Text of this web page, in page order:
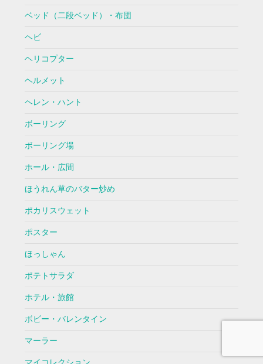
ベッド（二段ベッド）・布団
ヘビ
ヘリコプター
ヘルメット
ヘレン・ハント
ボーリング
ボーリング場
ホール・広間
ほうれん草のバター炒め
ポカリスウェット
ポスター
ほっしゃん
ポテトサラダ
ホテル・旅館
ボビー・バレンタイン
マーラー